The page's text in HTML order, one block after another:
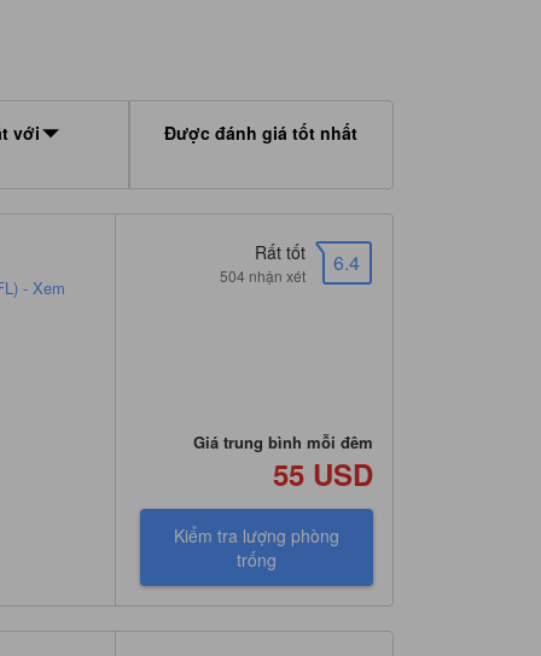
với Được đánh giá tốt nhất
- Xem
6.4
Rất tốt
504 nhận xét
Giá trung bình mỗi đêm
55 USD
Kiểm tra lượng phòng
trống